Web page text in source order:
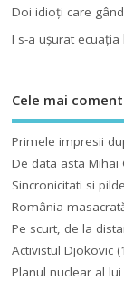
Doi idioţi care
I s-a uşurat ecuaţia
Cele mai
Primele impresii
De data asta Mihai
Sincronicitati si pilde
România
Pe scurt, de la
Activistul Djokovic
Planul nuclear al lui